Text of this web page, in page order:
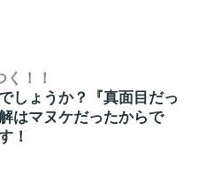
！！
しょうか？『真面目だっ
はマヌケだったからで
！